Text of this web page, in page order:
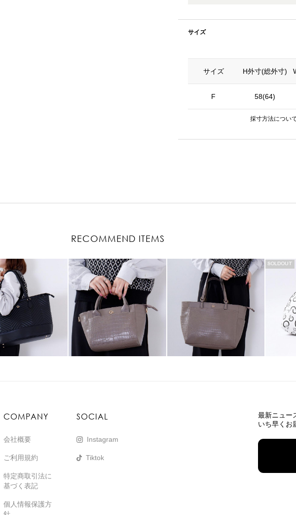
サイズ
サイズ
F
H外寸(総外寸)
58(64)
採寸方法につい
RECOMMEND ITEMS
SOLDOUT
COMPANY
会社概要
ご利用規約
特定商取引法に
基づく表記
個人情報保護方
SOCIAL
Instagram
Tiktok
最新ニュー
いち早くお